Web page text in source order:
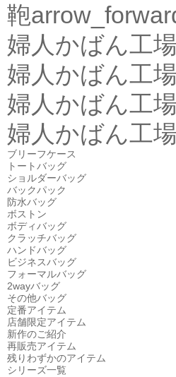
鞄
婦人かばん工場
婦人かばん工場
婦人かばん工場
婦人かばん工場
ブリーフケース
トートバッグ
ショルダーバッグ
バックパック
防水バッグ
ボストン
ボディバッグ
クラッチバッグ
ハンドバッグ
ビジネスバッグ
フォーマルバッグ
2wayバッグ
その他バッグ
定番アイテム
店舗限定アイテム
新作のご紹介
再販売アイテム
残りわずかのアイテム
シリーズ一覧